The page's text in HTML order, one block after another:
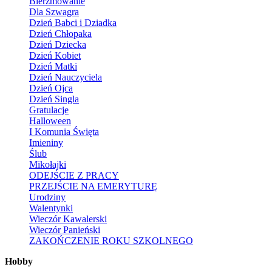
Dla Szwagra
Dzień Babci i Dziadka
Dzień Chłopaka
Dzień Dziecka
Dzień Kobiet
Dzień Matki
Dzień Nauczyciela
Dzień Ojca
Dzień Singla
Gratulacje
Halloween
I Komunia Święta
Imieniny
Ślub
Mikołajki
ODEJŚCIE Z PRACY
PRZEJŚCIE NA EMERYTURĘ
Urodziny
Walentynki
Wieczór Kawalerski
Wieczór Panieński
ZAKOŃCZENIE ROKU SZKOLNEGO
Hobby